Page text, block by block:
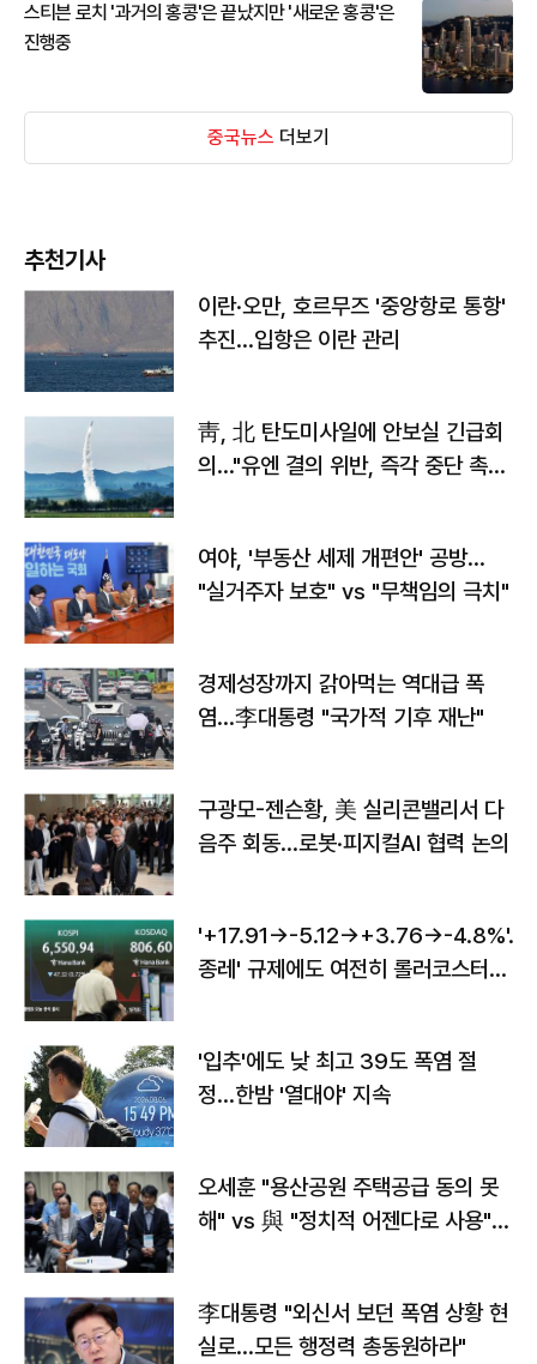
스티븐 로치 '과거의 홍콩'은 끝났지만 '새로운 홍콩'은
진행중
중국뉴스 더보기
추천기사
이란·오만, 호르무즈 '중앙항로 통항'
추진…입항은 이란 관리
靑, 北 탄도미사일에 안보실 긴급회
의…"유엔 결의 위반, 즉각 중단 촉
여야, '부동산 세제 개편안' 공방…
"실거주자 보호" vs "무책임의 극치"
경제성장까지 갉아먹는 역대급 폭
염…李대통령 "국가적 기후 재난"
구광모-젠슨황, 美 실리콘밸리서 다
음주 회동…로봇·피지컬AI 협력 논의
'+17.91→-5.12→+3.76→-4.8%'…'
종레' 규제에도 여전히 롤러코스터
'입추'에도 낮 최고 39도 폭염 절
정…한밤 '열대야' 지속
오세훈 "용산공원 주택공급 동의 못
해" vs 與 "정치적 어젠다로 사용"
李대통령 "외신서 보던 폭염 상황 현
실로…모든 행정력 총동원하라"